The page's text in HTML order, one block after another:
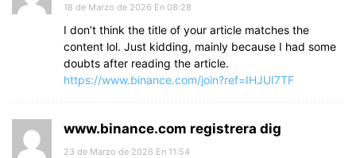
18 de Marzo de 2026 En 08:28
I don’t think the title of your article matches the
content lol. Just kidding, mainly because I had some
doubts after reading the article.
https://www.binance.com/join?ref=IHJUI7TF
www.binance.com registrera dig
23 de Marzo de 2026 En 11:54